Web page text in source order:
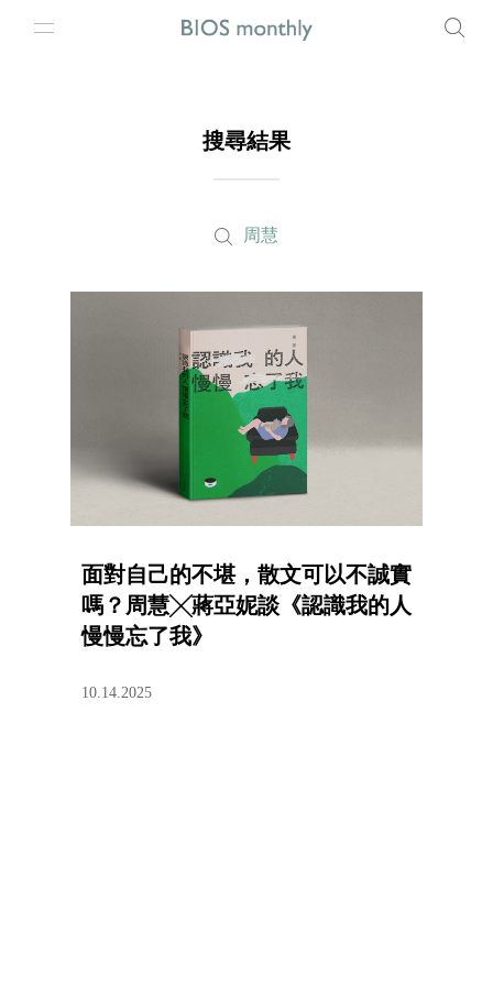
搜尋結果
周慧
面對自己的不堪，散文可以不誠實
嗎？周慧╳蔣亞妮談《認識我的人
慢慢忘了我》
10.14.2025